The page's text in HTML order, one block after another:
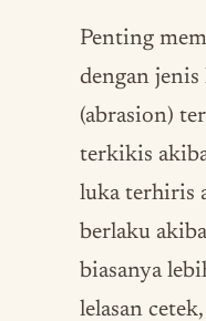
Penting
dengan jenis
(abrasion)
terkikis
luka terhiris
berlaku
biasanya
lelasan